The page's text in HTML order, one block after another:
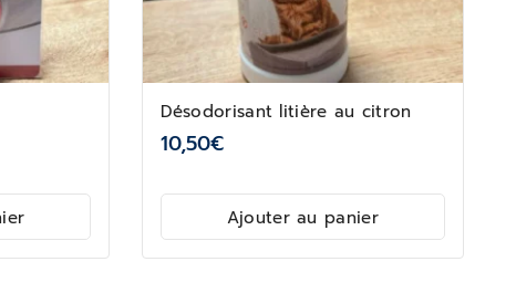
Désodorisant litière au citron
10,50€
Ajouter au panier